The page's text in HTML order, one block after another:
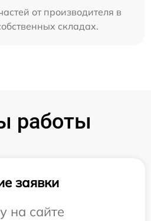
от производителя в
складах.
работы
заявки
на сайте